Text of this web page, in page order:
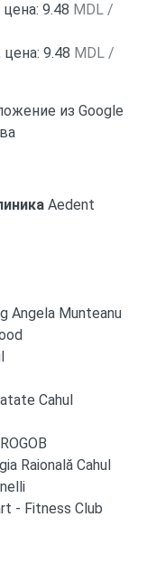
цена: 9.48 MDL /
цена: 9.48 MDL /
из Google
Aedent
Angela Munteanu
Cahul
ROGOB
Raională Cahul
- Fitness Club